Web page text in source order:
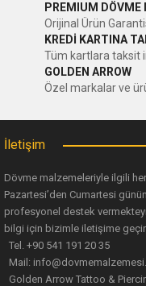
ürün uzun iğneli mi acaba
Erdem Çağdaş | 30/06/
Yorum Yaz
Görüş ve önerileriniz
Ürün resmi kalitesiz,
Ürün açıklamasında
PREMIUM DÖVME
Orijinal Ürün
KREDİ KARTINA
Tüm kartlara taksit
GOLDEN ARROW
Özel markalar ve
İletişim
Dövme malzemeleriyle ilgili
Pazartesi’den Cumartesi
profesyonel destek
bilgi için bizimle iletişime
Tel. +90 541 191 20 35
Mail:
Golden Arrow Tattoo &